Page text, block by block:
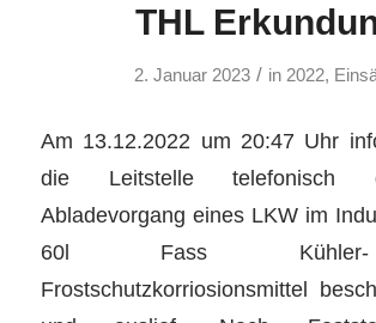
THL
2. Januar 2023 / in 2022,
Am 13.12.2022 um 20:47 Uhr
die Leitstelle telefonisch
Abladevorgang eines LKW im
60l Fass
Frostschutzkorriosionsmittel